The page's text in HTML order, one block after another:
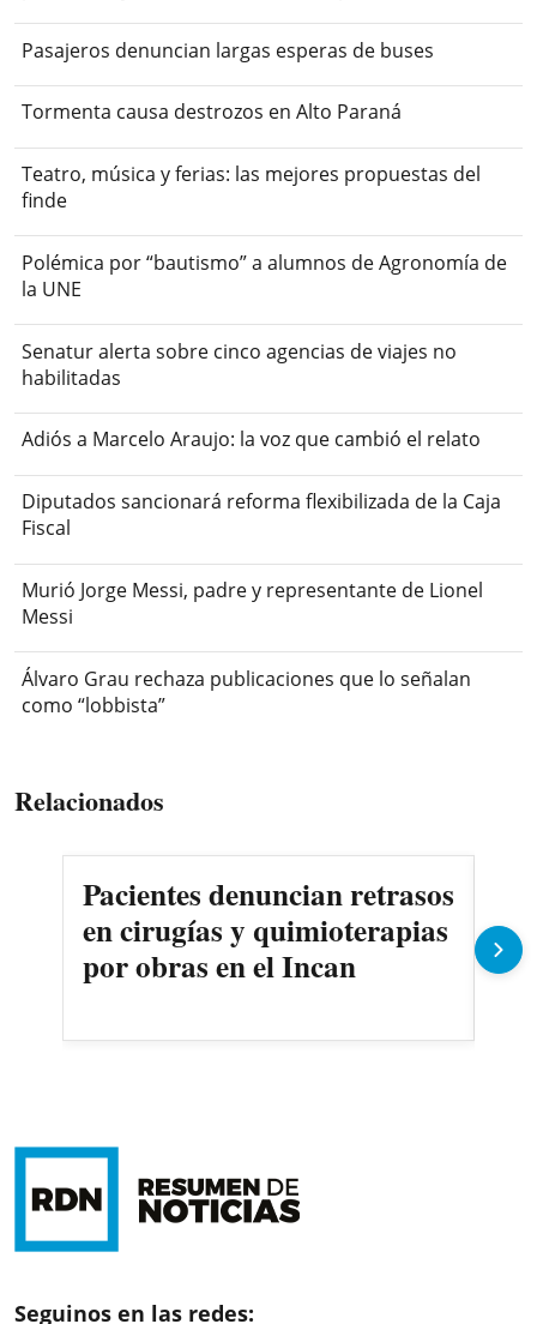
Pasajeros denuncian largas esperas de buses
Tormenta causa destrozos en Alto Paraná
Teatro, música y ferias: las mejores propuestas del
finde
Polémica por “bautismo” a alumnos de Agronomía de
la UNE
Senatur alerta sobre cinco agencias de viajes no
habilitadas
Adiós a Marcelo Araujo: la voz que cambió el relato
Diputados sancionará reforma flexibilizada de la Caja
Fiscal
Murió Jorge Messi, padre y representante de Lionel
Messi
Álvaro Grau rechaza publicaciones que lo señalan
como “lobbista”
Relacionados
Pacientes denuncian retrasos
en cirugías y quimioterapias
por obras en el Incan
Seguinos en las redes: